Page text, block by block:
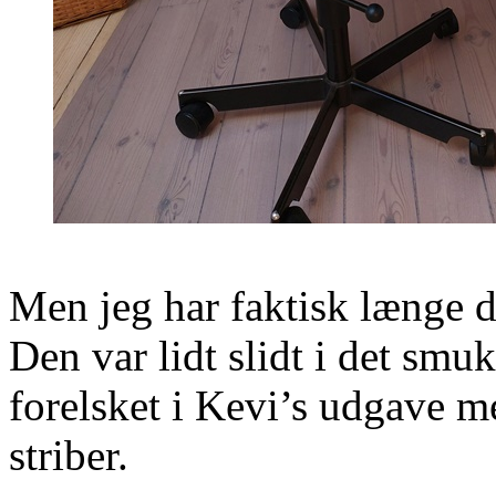
Men jeg har faktisk længe
Den var lidt slidt i det
forelsket i Kevi’s udgave
striber.